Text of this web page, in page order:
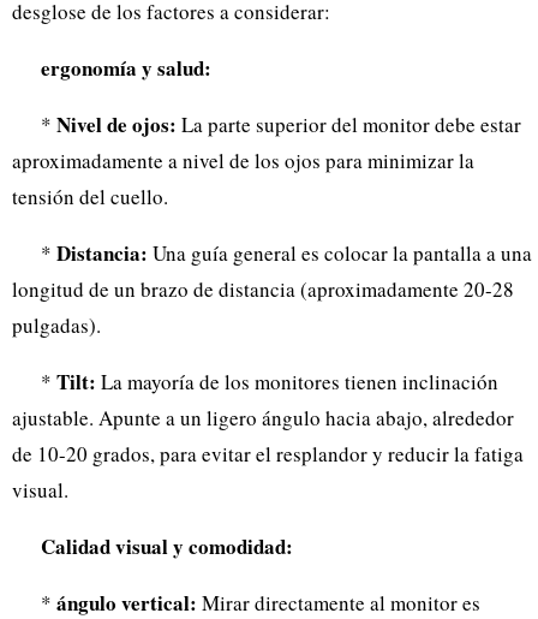
desglose de los factores a considerar:
ergonomía y salud:
* Nivel de ojos: La parte superior del monitor debe estar
aproximadamente a nivel de los ojos para minimizar la
tensión del cuello.
* Distancia: Una guía general es colocar la pantalla a una
longitud de un brazo de distancia (aproximadamente 20-28
pulgadas).
* Tilt: La mayoría de los monitores tienen inclinación
ajustable. Apunte a un ligero ángulo hacia abajo, alrededor
de 10-20 grados, para evitar el resplandor y reducir la fatiga
visual.
Calidad visual y comodidad:
* ángulo vertical: Mirar directamente al monitor es